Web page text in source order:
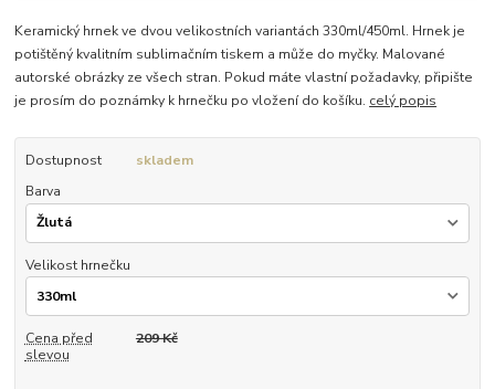
Keramický hrnek ve dvou velikostních variantách 330ml/450ml. Hrnek je
potištěný kvalitním sublimačním tiskem a může do myčky. Malované
autorské obrázky ze všech stran. Pokud máte vlastní požadavky, připište
je prosím do poznámky k hrnečku po vložení do košíku. celý popis
Dostupnost
skladem
Barva
Velikost hrnečku
Cena před
slevou
209 Kč